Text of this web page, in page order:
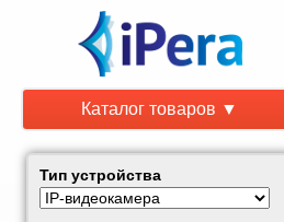
Каталог товаров ▼
Тип устройства